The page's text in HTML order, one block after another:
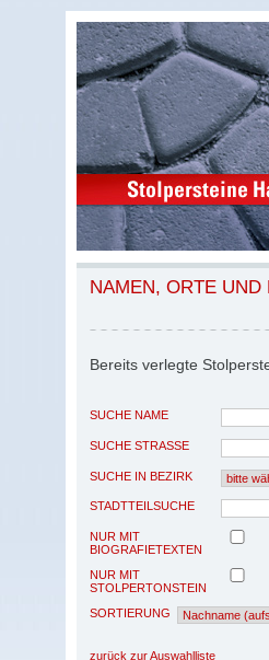
NAMEN, ORTE UND
Bereits verlegte
SUCHE NAME
SUCHE STRASSE
SUCHE IN BEZIRK
STADTTEILSUCHE
NUR MIT
BIOGRAFIETEXTEN
NUR MIT
STOLPERTONSTEIN
SORTIERUNG
zurück zur Auswahlliste